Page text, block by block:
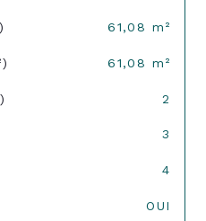
61,08 m²
61,08 m²
2
3
4
OUI